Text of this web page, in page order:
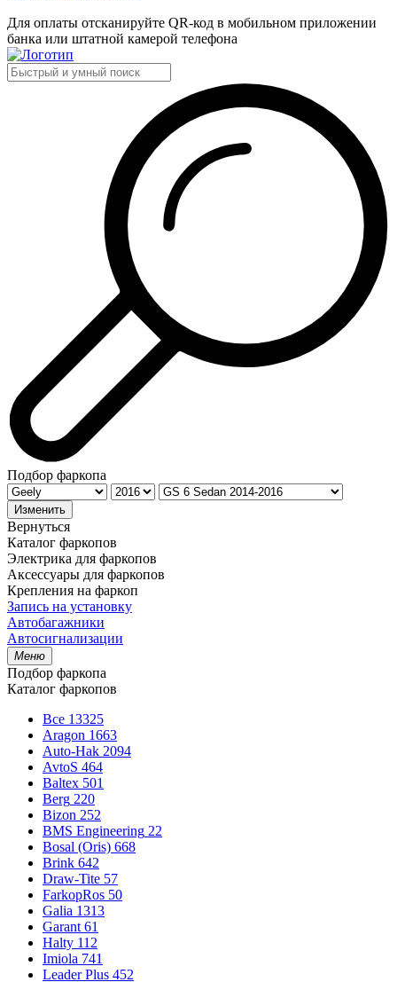
Для оплаты отсканируйте QR-код в мобильном приложении
банка или штатной камерой телефона
Подбор фаркопа
Изменить
Вернуться
Каталог фаркопов
Электрика для фаркопов
Аксессуары для фаркопов
Крепления на фаркоп
Запись на установку
Автобагажники
Автосигнализации
Меню
Подбор фаркопа
Каталог фаркопов
Все 13325
Aragon 1663
Auto-Hak 2094
AvtoS 464
Baltex 501
Berg 220
Bizon 252
BMS Engineering 22
Bosal (Oris) 668
Brink 642
Draw-Tite 57
FarkopRos 50
Galia 1313
Garant 61
Halty 112
Imiola 741
Leader Plus 452